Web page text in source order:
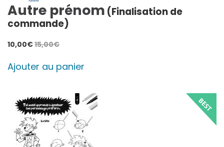
Autre prénom (Finalisation de
commande)
10,00€15,00€
Ajouter au panier